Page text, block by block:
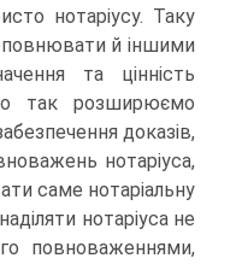
нотаріусу. Таку
й іншими
та цінність
так розширюємо
доказів,
нотаріуса,
саме нотаріальну
нотаріуса не
повноваженнями,